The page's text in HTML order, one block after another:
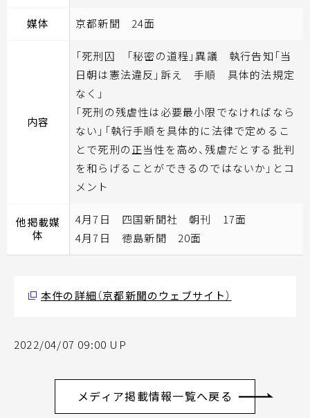
媒体 京都新聞 24面
内容
「死刑囚 「秘密の道程」異議 執行告知「当
日朝は憲法違反」訴え 手順 具体的法規定
なく」
「死刑の残虐性は必要最小限でなければなら
ない」「執行手順を具体的に法律で定めるこ
とで死刑の正当性を高め、残虐だとする批判
を和らげることができるのではないか」とコ
メント
他掲載媒
体
4月7日 四国新聞社 朝刊 17面
4月7日 徳島新聞 20面
本件の詳細（京都新聞のウェブサイト）
2022/04/07 09:00 UP
メディア掲載情報一覧へ戻る